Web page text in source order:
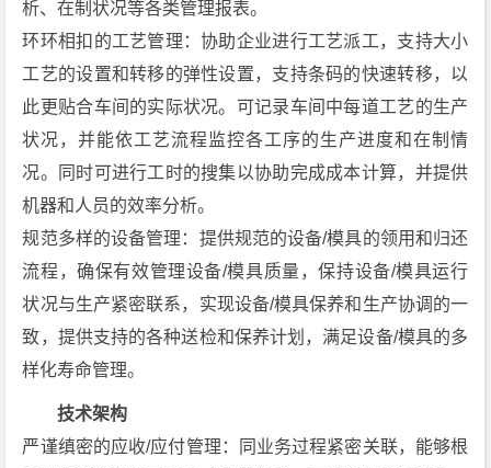
析、在制状况等各类管理报表。
环环相扣的工艺管理：协助企业进行工艺派工，支持大小
工艺的设置和转移的弹性设置，支持条码的快速转移，以
此更贴合车间的实际状况。可记录车间中每道工艺的生产
状况，并能依工艺流程监控各工序的生产进度和在制情
况。同时可进行工时的搜集以协助完成成本计算，并提供
机器和人员的效率分析。
规范多样的设备管理：提供规范的设备/模具的领用和归还
流程，确保有效管理设备/模具质量，保持设备/模具运行
状况与生产紧密联系，实现设备/模具保养和生产协调的一
致，提供支持的各种送检和保养计划，满足设备/模具的多
样化寿命管理。
技术架构
严谨缜密的应收/应付管理：同业务过程紧密关联，能够根